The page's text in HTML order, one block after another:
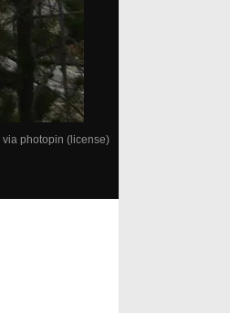
via photopin (license)